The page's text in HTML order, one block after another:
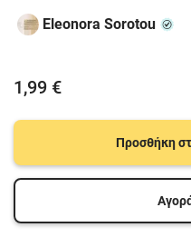
Eleonora Sorotou
1,99 €
Προσθήκη